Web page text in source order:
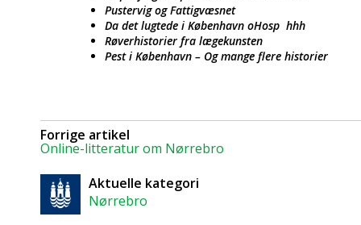
Pustervig og Fattigvæsnet
Da det lugtede i København oHosp hhh
Røverhistorier fra lægekunsten
Pest i København – Og mange flere historier
Forrige artikel
Online-litteratur om Nørrebro
Aktuelle kategori
Nørrebro